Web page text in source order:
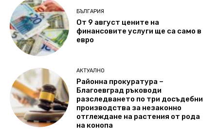
БЪЛГАРИЯ
От 9 август цените на
финансовите услуги ще са само в
евро
АКТУАЛНО
Районна прокуратура –
Благоевград ръководи
разследването по три досъдебни
производства за незаконно
отглеждане на растения от рода
на конопа